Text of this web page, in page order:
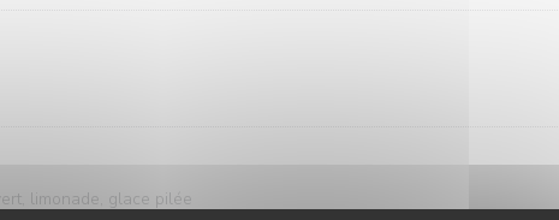
limonade, glace pilée